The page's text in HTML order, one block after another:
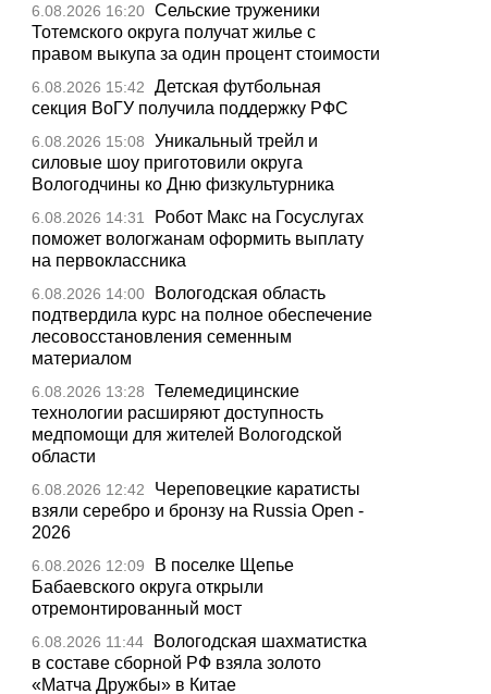
6.08.2026 16:20 Сельские труженики
Тотемского округа получат жилье с
правом выкупа за один процент стоимости
6.08.2026 15:42
Детская футбольная
секция ВоГУ получила поддержку РФС
6.08.2026 15:08
Уникальный трейл и
силовые шоу приготовили округа
Вологодчины ко Дню физкультурника
6.08.2026 14:31
Робот Макс на Госуслугах
поможет вологжанам оформить выплату
на первоклассника
6.08.2026 14:00
Вологодская область
подтвердила курс на полное обеспечение
лесовосстановления семенным
материалом
6.08.2026 13:28
Телемедицинские
технологии расширяют доступность
медпомощи для жителей Вологодской
области
6.08.2026 12:42
Череповецкие каратисты
взяли серебро и бронзу на Russia Open -
2026
6.08.2026 12:09
В поселке Щепье
Бабаевского округа открыли
отремонтированный мост
6.08.2026 11:44
Вологодская шахматистка
в составе сборной РФ взяла золото
«Матча Дружбы» в Китае